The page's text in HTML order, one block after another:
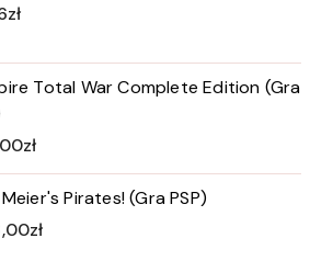
zł
Total War Complete Edition (Gra
zł
Pirates! (Gra PSP)
zł